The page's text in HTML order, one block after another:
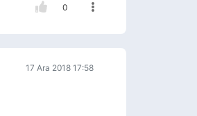
0
17 Ara 2018 17:58